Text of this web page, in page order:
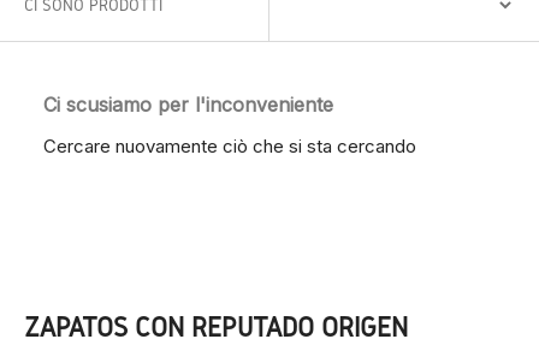
CI SONO PRODOTTI
Ci scusiamo per l'inconveniente
Cercare nuovamente ciò che si sta cercando
ZAPATOS CON REPUTADO ORIGEN